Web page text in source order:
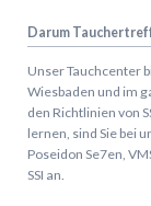
Darum
Unser Tauchcenter
Wiesbaden und im
den Richtlinien von
lernen, sind Sie bei
Poseidon Se7en,
SSI an.